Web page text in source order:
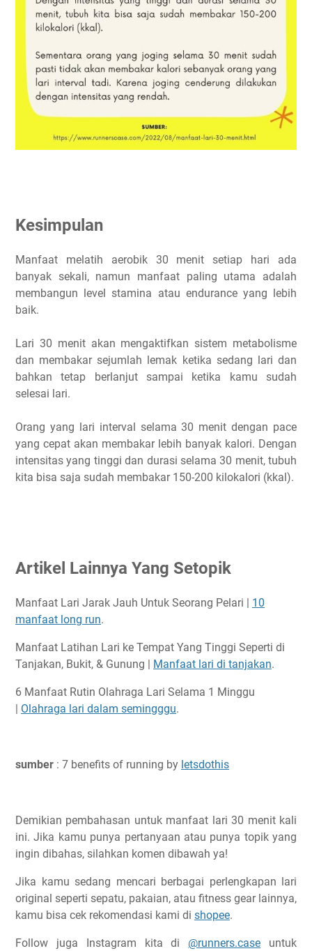
Kesimpulan
Manfaat melatih aerobik 30 menit setiap hari ada
banyak sekali, namun manfaat paling utama adalah
membangun level stamina atau endurance yang lebih
baik.
Lari 30 menit akan mengaktifkan sistem metabolisme
dan membakar sejumlah lemak ketika sedang lari dan
bahkan tetap berlanjut sampai ketika kamu sudah
selesai lari.
Orang yang lari interval selama 30 menit dengan pace
yang cepat akan membakar lebih banyak kalori. Dengan
intensitas yang tinggi dan durasi selama 30 menit, tubuh
kita bisa saja sudah membakar 150-200 kilokalori (kkal).
Artikel Lainnya Yang Setopik
Manfaat Lari Jarak Jauh Untuk Seorang Pelari | 10
manfaat long run.
Manfaat Latihan Lari ke Tempat Yang Tinggi Seperti di
Tanjakan, Bukit, & Gunung |
Manfaat lari di tanjakan.
6 Manfaat Rutin Olahraga Lari Selama 1 Minggu
Olahraga lari dalam semingggu.
sumber : 7 benefits of running by letsdothis
Demikian pembahasan untuk manfaat lari 30 menit kali
ini. Jika kamu punya pertanyaan atau punya topik yang
ingin dibahas, silahkan komen dibawah ya!
Jika kamu sedang mencari berbagai perlengkapan lari
original seperti sepatu, pakaian, atau fitness gear lainnya,
kamu bisa cek rekomendasi kami di shopee.
Follow juga Instagram kita di @runners.case untuk